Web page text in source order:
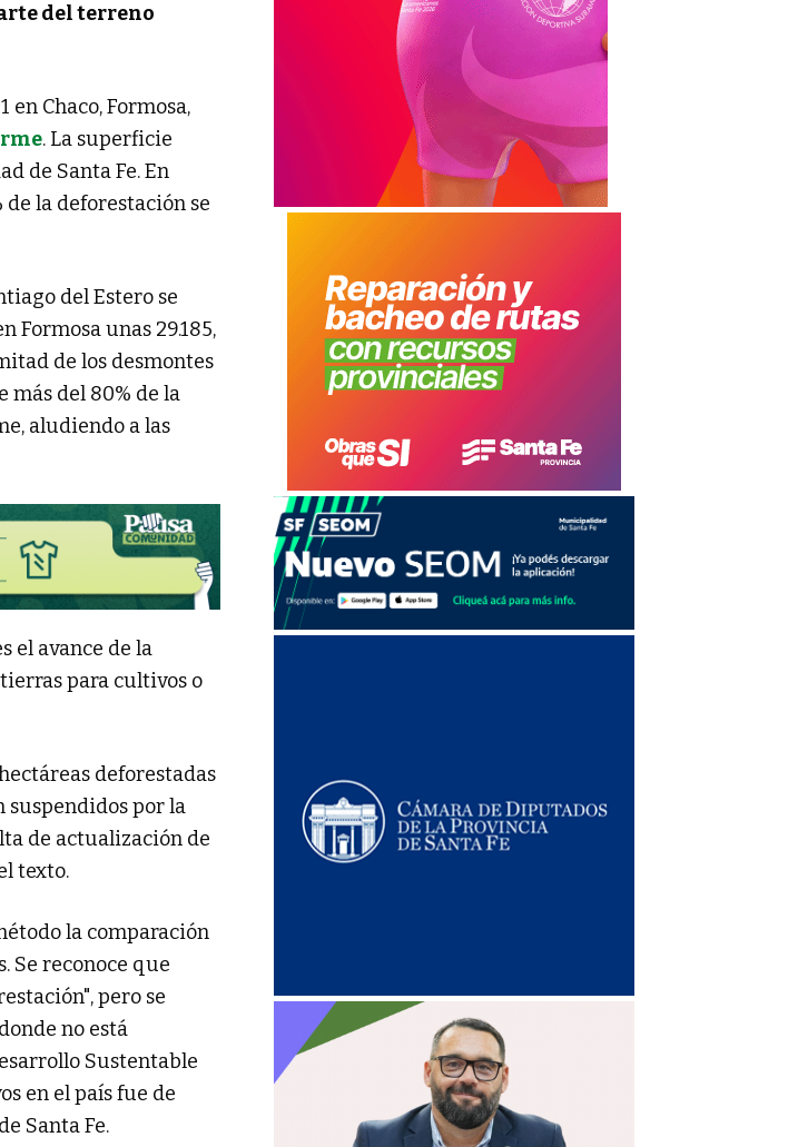
del terreno
en Chaco, Formosa,
. La superficie
de Santa Fe. En
la deforestación se
del Estero se
Formosa unas 29.185,
de los desmontes
más del 80% de la
aludiendo a las
el avance de la
para cultivos o
deforestadas
suspendidos por la
de actualización de
texto.
la comparación
Se reconoce que
pero se
no está
Sustentable
en el país fue de
Santa Fe.